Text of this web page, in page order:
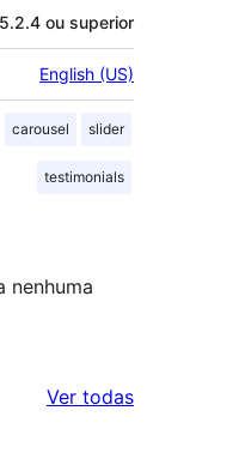
5.2.4 ou superior
English (US)
carousel slider
testimonials
nenhuma
Ver todasavaliações